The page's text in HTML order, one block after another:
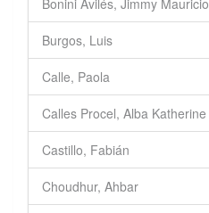
Bonini Avilés, Jimmy Mauricio
Burgos, Luis
Calle, Paola
Calles Procel, Alba Katherine
Castillo, Fabián
Choudhur, Ahbar